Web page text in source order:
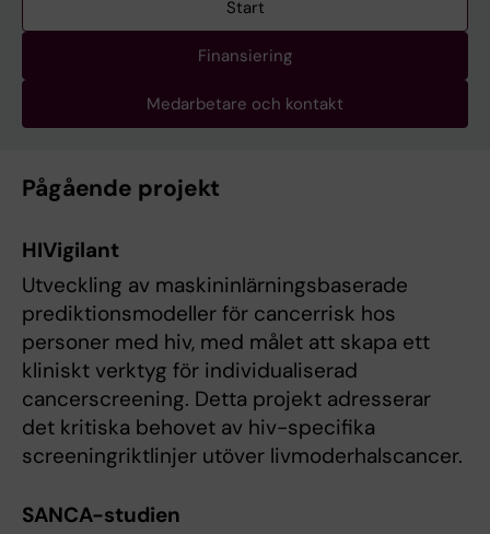
Start
Finansiering
Medarbetare och kontakt
Pågående projekt
HIVigilant
Utveckling av maskininlärningsbaserade
prediktionsmodeller för cancerrisk hos
personer med hiv, med målet att skapa ett
kliniskt verktyg för individualiserad
cancerscreening. Detta projekt adresserar
det kritiska behovet av hiv-specifika
screeningriktlinjer utöver livmoderhalscancer.
SANCA-studien